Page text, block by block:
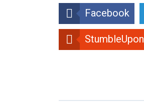
Facebook
StumbleUpon